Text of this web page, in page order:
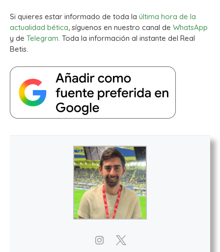
Si quieres estar informado de toda la última hora de la
actualidad bética, síguenos en nuestro canal de WhatsApp
y de Telegram. Toda la información al instante del Real
Betis.